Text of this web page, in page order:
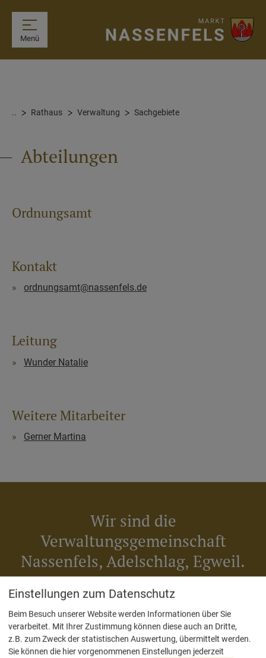
Menü
.. Rathaus Verwaltung Sachgebiete
Abteilungen
Ordnungsamt
Kontakt
ordnungsamt@nassenfels.de
Leitung
Wunder Natalie
Weitere Mitarbeiter
Gerner Martina
Wir sind die
Verwaltungsgemeinschaft
Nassenfels, Adelschlag, Egweil.
Adelschlag Egweil Nassenfels
Einstellungen zum Datenschutz
Beim Besuch unserer Website werden Informationen über Sie
verarbeitet. Mit Ihrer Zustimmung können diese auch an Dritte,
z.B. zum Zweck der statistischen Auswertung, übermittelt werden.
Sie können die hier vorgenommenen Einstellungen jederzeit